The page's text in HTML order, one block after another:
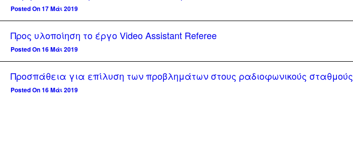
Posted On 17 Μάι 2019
Προς υλοποίηση το έργο Video Assistant Referee
Posted On 16 Μάι 2019
Προσπάθεια για επίλυση των προβλημάτων στους ραδιοφωνικούς σταθμούς
Posted On 16 Μάι 2019